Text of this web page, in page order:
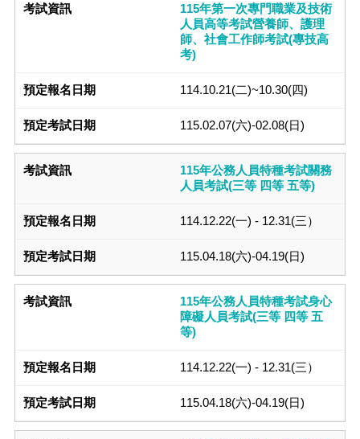
115年第一次專門職業及技術
人員高等考試營養師、護理
師、社會工作師考試(專技高
考)
114.10.21(二)~10.30(四)
115.02.07(六)-02.08(日)
115年公務人員特種考試關務
人員考試(三等 四等 五等)
114.12.22(一) - 12.31(三）
115.04.18(六)-04.19(日)
115年公務人員特種考試身心
障礙人員考試(三等 四等 五
等)
114.12.22(一) - 12.31(三）
115.04.18(六)-04.19(日)